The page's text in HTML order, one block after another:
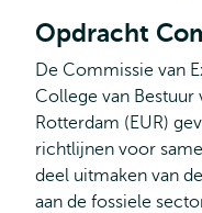
Opdracht
De Commissie van
College van Bestuur
Rotterdam (EUR)
richtlijnen voor
deel uitmaken van
aan de fossiele